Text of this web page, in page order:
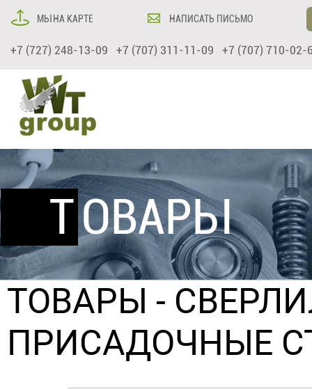
МЫ НА КАРТЕ НАПИСАТЬ ПИСЬМО
+7 (727) 248-13-09 +7 (707) 311-11-09 +7 (707) 710-02-
ТОВАРЫ
ТОВАРЫ -
ПРИСАДОЧНЫЕ